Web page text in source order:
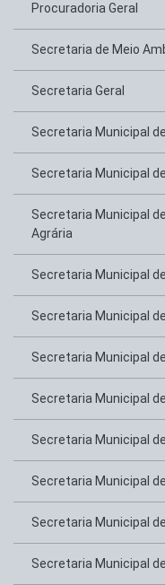
Procuradoria Geral
Secretaria de Meio
Secretaria Geral
Secretaria Municipal
Secretaria Municipal
Secretaria Municipal
Agrária
Secretaria Municipal
Secretaria Municipal
Secretaria Municipal
Secretaria Municipal
Secretaria Municipal
Secretaria Municipal
Secretaria Municipal
Secretaria Municipal